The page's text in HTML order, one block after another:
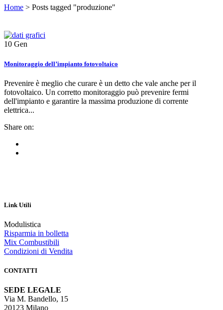
Home > Posts tagged "produzione"
10 Gen
Monitoraggio dell’impianto fotovoltaico
Prevenire è meglio che curare è un detto che vale anche per il
fotovoltaico. Un corretto monitoraggio può prevenire fermi
dell'impianto e garantire la massima produzione di corrente
elettrica...
Share on:
Link Utili
Modulistica
Risparmia in bolletta
Mix Combustibili
Condizioni di Vendita
CONTATTI
SEDE LEGALE
Via M. Bandello, 15
20123 Milano